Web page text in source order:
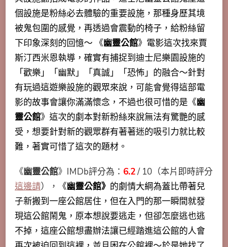
個設施是粉絲必去體驗的重要設施，那種身歷其境
被鬼包圍的感覺，再透過會震動的椅子，給粉絲留
下印象深刻的回憶～ 《幽靈公館》電影這次找來賈
斯汀西米恩執導，確實有捕捉到迪士尼樂園設施的
「歡樂」「幽默」「真誠」「恐怖」的融合～針對
有玩過這遊樂設施的觀眾來說，可能會覺得這部電
影的故事會讓你滿滿懷念，不過也很可惜的是《幽
靈公館》這次的劇本對新粉絲來說無法有驚艷的感
受，想要針對新的觀眾群有著著迷的吸引力就比較
難，著實可惜了這次的題材。
《幽靈公館》IMDb評分為： 6.2/ 10（本片即時評分
這邊請）， 《幽靈公館》 的劇情大綱為蓋比帶著兒
子新搬到一座公館居住，但在入門的那一瞬間就發
現這公館鬧鬼，原本想說要逃走，但卻怎麼逃也逃
不掉，這座公館想盡辦法讓已經踏進這公館的人會